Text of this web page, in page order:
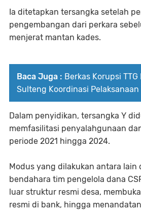
Ia ditetapkan tersangka setelah
pengembangan dari perkara
menjerat mantan kades.
Baca Juga : Berkas Korupsi TTG
Sulteng Koordinasi Pelaksanaan
Dalam penyidikan, tersangka Y
memfasilitasi penyalahgunaan
periode 2021 hingga 2024.
Modus yang dilakukan antara lain
bendahara tim pengelola dana
luar struktur resmi desa,
resmi di bank, hingga